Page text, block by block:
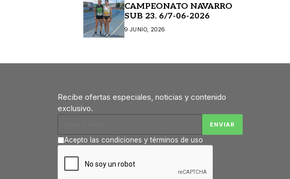
CAMPEONATO NAVARRO
SUB 23. 6/7-06-2026
9 JUNIO, 2026
Recibe ofertas especiales, noticias y contenido
exclusivo.
Acepto las condiciones y términos de uso